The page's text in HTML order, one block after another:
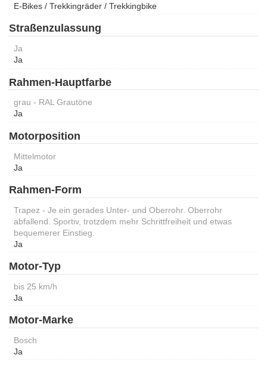
E-Bikes / Trekkingräder / Trekkingbike
Straßenzulassung
Ja
Ja
Rahmen-Hauptfarbe
grau - RAL Grautöne
Ja
Motorposition
Mittelmotor
Ja
Rahmen-Form
Trapez - Je ein gerades Unter- und Oberrohr. Oberrohr
abfallend. Sportiv, trotzdem mehr Schrittfreiheit und etwas
bequemerer Einstieg.
Ja
Motor-Typ
bis 25 km/h
Ja
Motor-Marke
Bosch
Ja